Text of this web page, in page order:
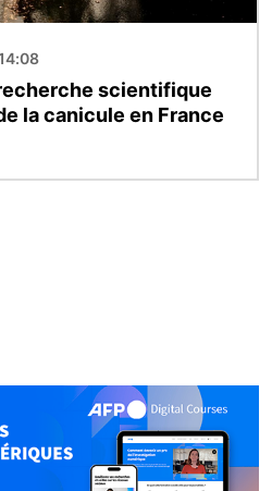
scientifique
la canicule en France